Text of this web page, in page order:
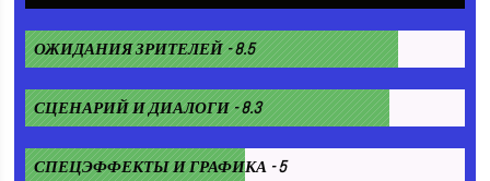
ОЖИДАНИЯ ЗРИТЕЛЕЙ - 8.5
СЦЕНАРИЙ И ДИАЛОГИ - 8.3
СПЕЦЭФФЕКТЫ И ГРАФИКА - 5